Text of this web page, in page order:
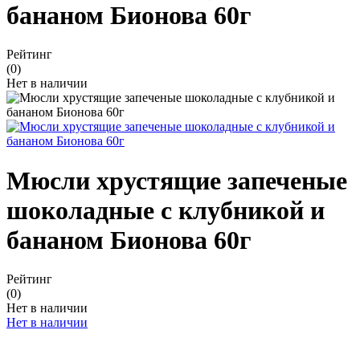
бананом Бионова 60г
Рейтинг
(0)
Нет в наличии
Мюсли хрустящие запеченые
шоколадные с клубникой и
бананом Бионова 60г
Рейтинг
(0)
Нет в наличии
Нет в наличии